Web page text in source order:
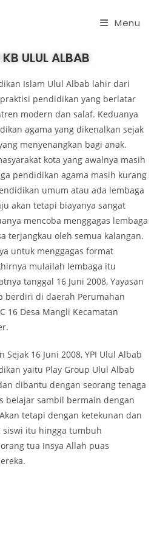
Menu
ULUL ALBAB
Ulul Albab lahir dari
pendidikan yang berlatar
modern dan salaf. Keduanya
agama yang dikenalkan sejak
menyenangkan bagi anak.
kota yang awalnya masih
pendidikan agama masih kurang
umum atau ada lembaga
akan tetapi biayanya sangat
mencoba menggagas lembaga
terjangkau oleh semua kalangan.
untuk menggagas format
mulailah lembaga itu
tanggal 16 Juni 2008, Yayasan
berdiri di daerah Perumahan
16 Desa Mangli Kecamatan
Juni 2008, YPI Ulul Albab
yaitu Play Group Ulul Albab
dibantu dengan seorang tenaga
belajar sambil bermain dengan
tetapi dengan ketekunan dan
siswi itu hingga tumbuh
tua Insya Allah puas